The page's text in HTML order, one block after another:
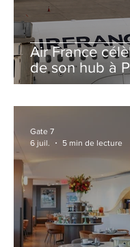
Air France
de son hub à
de Gaulle
Gate 7
6 juil.
5 min de lecture